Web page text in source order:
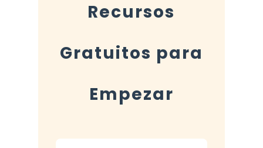
Recursos
Gratuitos para
Empezar